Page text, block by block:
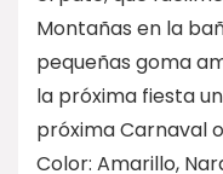
Montañas en la
pequeñas goma
la próxima fiesta
próxima Carnaval
Color: Amarillo,